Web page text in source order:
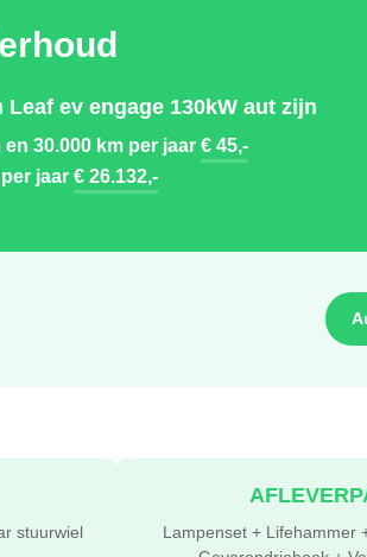
ev engage 130kW aut zijn
30.000 km per jaar€ 45,-
jaar€ 26.132,-
stuurwiel
Lampenset + Lifehammer